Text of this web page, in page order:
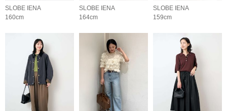
SLOBE IENA
160cm
SLOBE IENA
164cm
SLOBE IENA
159cm